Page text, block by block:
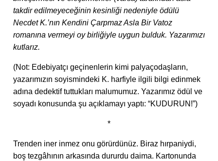
takdir edilmeyeceğinin kesinliği nedeniyle ödülü
Necdet K.’nın Kendini Çarpmaz Asla Bir Vatoz
romanına vermeyi oy birliğiyle uygun bulduk. Yazarımızı
kutlarız.
(Not: Edebiyatçı geçinenlerin kimi palyaçodaşların,
yazarımızın soyismindeki K. harfiyle ilgili bilgi edinmek
adına dedektif tuttukları malumumuz. Yazarımız ödül ve
soyadı konusunda şu açıklamayı yaptı: “KUDURUN!”)
*
Trenden iner inmez onu görürdünüz. Biraz hırpaniydi,
boş tezgâhının arkasında dururdu daima. Kartonunda